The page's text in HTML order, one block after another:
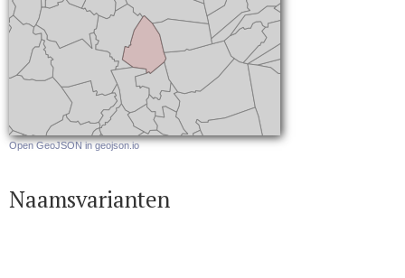
Open GeoJSON in geojson.io
Naamsvarianten